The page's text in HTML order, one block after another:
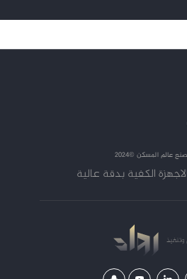
عالم المسكن ©2024
الكفية بدقة عالية
وتنفيذ